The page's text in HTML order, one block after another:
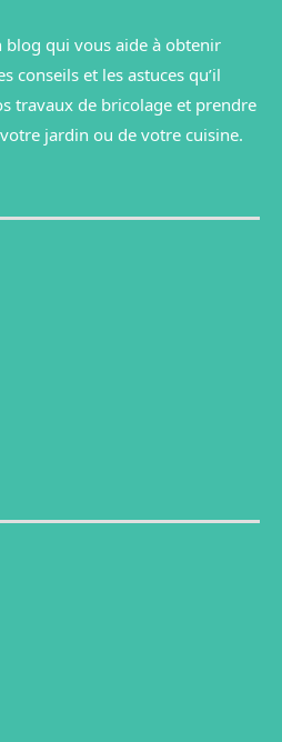
blog qui vous aide à obtenir
conseils et les astuces qu’il
travaux de bricolage et prendre
jardin ou de votre cuisine.